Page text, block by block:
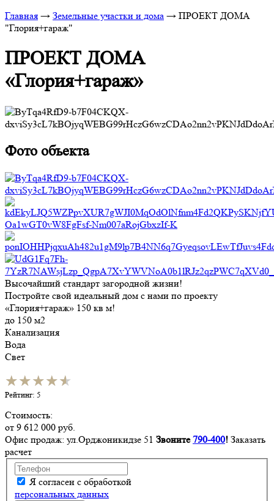
Главная → Земельные участки и дома → ПРОЕКТ ДОМА
"Глория+гараж"
ПРОЕКТ ДОМА
«Глория+гараж»
Фото объекта
Высочайший стандарт загородной жизни!
Постройте свой идеальный дом с нами по проекту
«Глория+гараж» 150 кв м!
до 150 м2
Канализация
Вода
Свет
★★★★★
★★★★★
Рейтинг: 5
Стоимость:
от 9 612 000 руб.
Офис продаж: ул.Орджоникидзе 51 Звоните790-400! Заказать
расчет
Я согласен с обработкой
персональных данных